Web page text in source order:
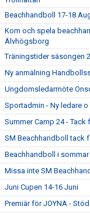
Beachhandboll 17-18
Kom och spela
Älvhögsborg
Träningstider säsongen
Ny anmälning
Ungdomsledarmöte
Sportadmin - Ny ledare
Summer Camp 24 -
SM Beachhandboll tack
Beachhandboll i
Missa inte SM
Juni Cupen 14-16 Juni
Premiär för JOYNA -